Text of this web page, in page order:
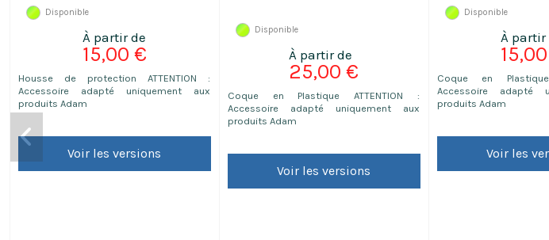
Disponible
15,00 €
Housse de protection ATTENTION :
Accessoire adapté uniquement aux
produits Adam
Voir les versions
Disponible
25,00 €
Coque en Plastique ATTENTION :
Accessoire adapté uniquement aux
produits Adam
Voir les versions
Disponible
Coque en
Accessoire adapté
produits Adam
Voir les